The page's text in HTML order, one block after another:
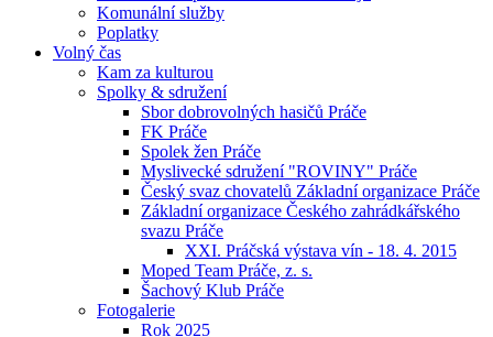
Komunální služby
Poplatky
Volný čas
Kam za kulturou
Spolky & sdružení
Sbor dobrovolných hasičů Práče
FK Práče
Spolek žen Práče
Myslivecké sdružení "ROVINY" Práče
Český svaz chovatelů Základní organizace Práče
Základní organizace Českého zahrádkářského
svazu Práče
XXI. Práčská výstava vín - 18. 4. 2015
Moped Team Práče, z. s.
Šachový Klub Práče
Fotogalerie
Rok 2025